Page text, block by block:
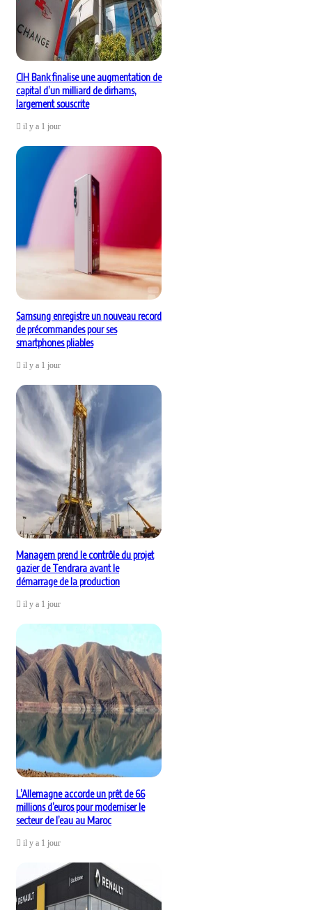
CIH Bank finalise une augmentation de
capital d’un milliard de dirhams,
largement souscrite
il y a 1 jour
Samsung enregistre un nouveau record
de précommandes pour ses
smartphones pliables
il y a 1 jour
Managem prend le contrôle du projet
gazier de Tendrara avant le
démarrage de la production
il y a 1 jour
L’Allemagne accorde un prêt de 66
millions d’euros pour moderniser le
secteur de l’eau au Maroc
il y a 1 jour